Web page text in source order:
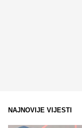
NAJNOVIJE VIJESTI